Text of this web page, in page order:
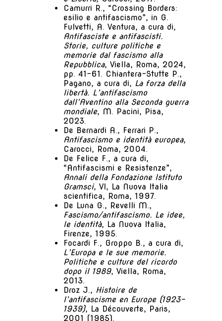
Camurri R., “Crossing Borders:
esilio e antifascismo”, in G.
Fulvetti, A. Ventura, a cura di,
Antifasciste e antifascisti.
Storie, culture politiche e
memorie dal fascismo alla
Repubblica, Viella, Roma, 2024,
pp. 41-61. Chiantera-Stutte P.,
Pagano, a cura di, La forza della
libertà. L’antifascismo
dall’Aventino alla Seconda guerra
mondiale, M. Pacini, Pisa,
2023.
De Bernardi A., Ferrari P.,
Antifascismo e identità europea,
Carocci, Roma, 2004.
De Felice F., a cura di,
“Antifascismi e Resistenze”,
Annali della Fondazione Istituto
Gramsci, VI, La Nuova Italia
scientifica, Roma, 1997.
De Luna G., Revelli M.,
Fascismo/antifascismo. Le idee,
le identità, La Nuova Italia,
Firenze, 1995.
Focardi F., Groppo B., a cura di,
L’Europa e le sue memorie.
Politiche e culture del ricordo
dopo il 1989, Viella, Roma,
2013.
Droz J., Histoire de
l’antifascisme en Europe (1923-
1939), La Découverte, Paris,
2001 (1985).